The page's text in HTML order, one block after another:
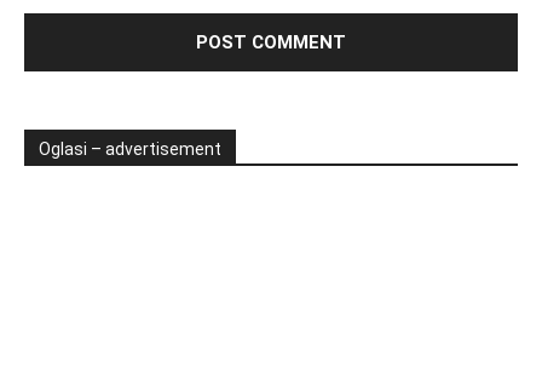
Oglasi – advertisement